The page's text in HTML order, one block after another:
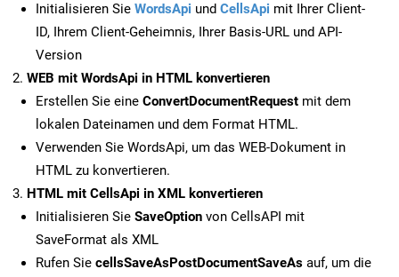
Initialisieren Sie WordsApi und CellsApi mit Ihrer Client-
ID, Ihrem Client-Geheimnis, Ihrer Basis-URL und API-
Version
WEB mit WordsApi in HTML konvertieren
Erstellen Sie eine ConvertDocumentRequest mit dem
lokalen Dateinamen und dem Format HTML.
Verwenden Sie WordsApi, um das WEB-Dokument in
HTML zu konvertieren.
HTML mit CellsApi in XML konvertieren
Initialisieren Sie SaveOption von CellsAPI mit
SaveFormat als XML
Rufen Sie cellsSaveAsPostDocumentSaveAs auf, um die